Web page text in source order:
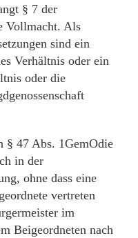
§ 7 der
Vollmacht. Als
sind ein
Verhältnis oder ein
oder die
§ 47 Abs. 1GemOdie
in der
ohne dass eine
vertreten
im
Beigeordneten nach